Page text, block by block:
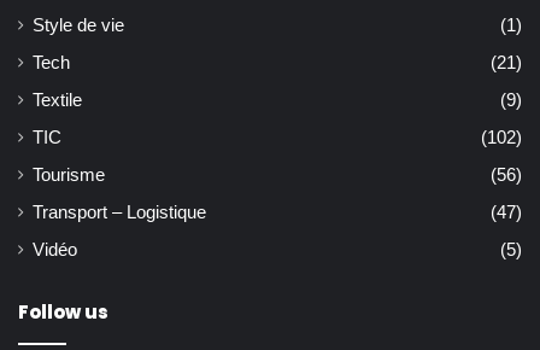
Style de vie
(1)
Tech
(21)
Textile
(9)
TIC
(102)
Tourisme
(56)
Transport – Logistique
(47)
Vidéo
(5)
Follow us